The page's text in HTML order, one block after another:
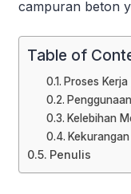
campuran beton
Table of
Proses
Kelebihan
Penulis